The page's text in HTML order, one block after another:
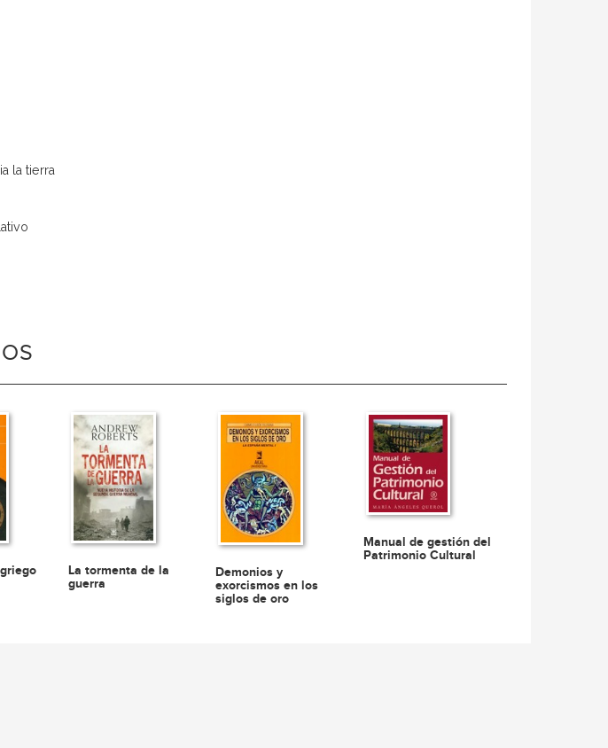
la tierra
La tormenta de la
guerra
Demonios y
exorcismos en los
siglos de oro
Manual de gestión del
Patrimonio Cultural